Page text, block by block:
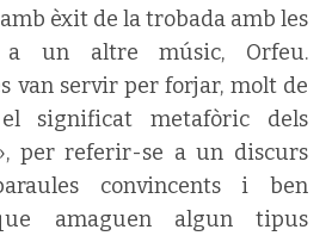
èxit de la trobada amb les
a un altre músic, Orfeu.
van servir per forjar, molt de
significat metafòric dels
per referir-se a un discurs
convincents i ben
amaguen algun tipus